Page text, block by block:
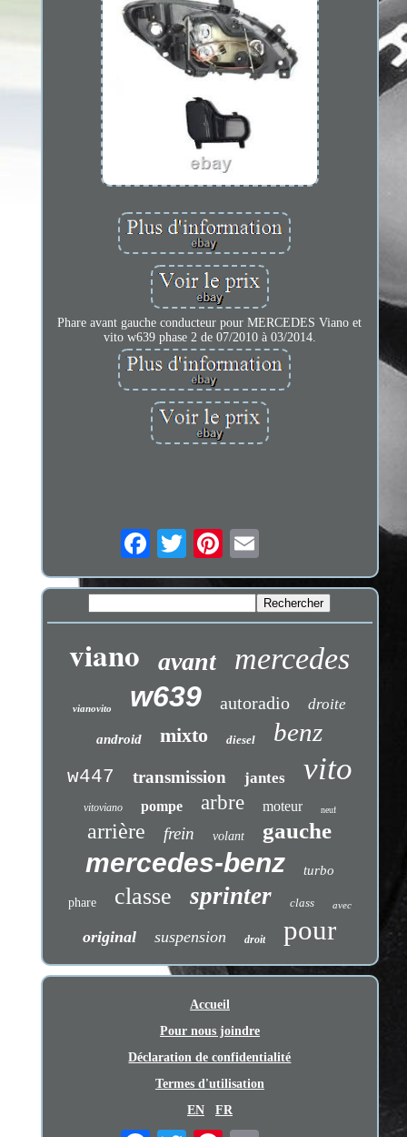
Phare avant gauche conducteur pour MERCEDES Viano et
vito w639 phase 2 de 07/2010 à 03/2014.
viano avant mercedes
vianovito w639 autoradio droite
android mixto diesel benz
w447 transmission jantes vito
vitoviano pompe arbre moteur neuf
arrière frein volant gauche
mercedes-benz turbo
phare classe sprinter class avec
original suspension droit pour
Accueil
Pour nous joindre
Déclaration de confidentialité
Termes d'utilisation
EN
FR